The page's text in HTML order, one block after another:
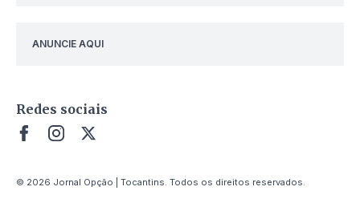
ANUNCIE AQUI
Redes sociais
© 2026 Jornal Opção | Tocantins. Todos os direitos reservados.